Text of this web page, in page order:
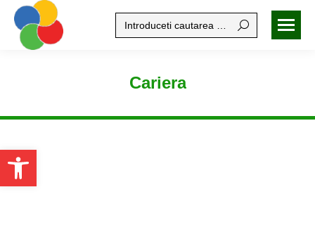
Open toolbar
Search:
Cariera